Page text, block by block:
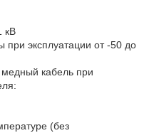
кВ
эксплуатации от -50 до
кабель при
(без